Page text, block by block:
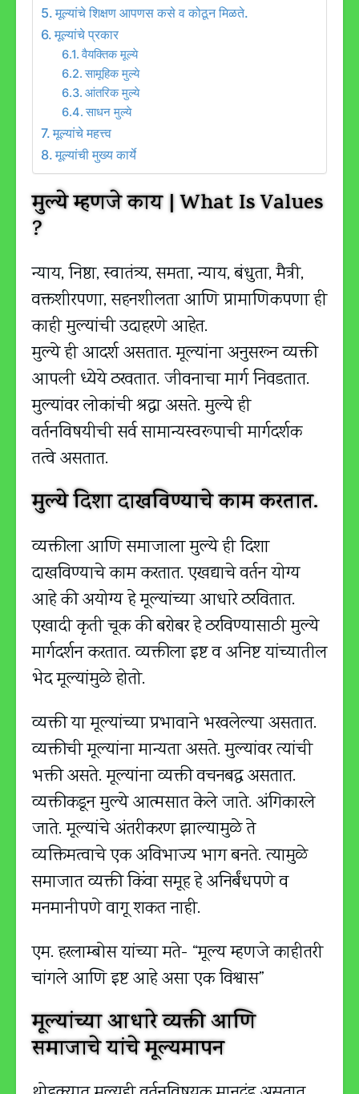
मूल्यांचे शिक्षण आपणस कसे व कोठून मिळते.
मूल्यांचे प्रकार
वैयक्तिक मूल्ये
सामूहिक मुल्ये
आंतरिक मुल्ये
साधन मुल्ये
मूल्यांचे महत्त्व
मूल्यांची मुख्य कार्ये
मुल्ये म्हणजे काय | What Is Values
?
न्याय, निष्ठा, स्वातंत्र्य, समता, न्याय, बंधुता, मैत्री,
वक्तशीरपणा, सहनशीलता आणि प्रामाणिकपणा ही
काही मुल्यांची उदाहरणे आहेत.
मुल्ये ही आदर्श असतात. मूल्यांना अनुसरून व्यक्ती
आपली ध्येये ठरवतात. जीवनाचा मार्ग निवडतात.
मुल्यांवर लोकांची श्रद्धा असते. मुल्ये ही
वर्तनविषयीची सर्व सामान्यस्वरूपाची मार्गदर्शक
तत्वे असतात.
मुल्ये दिशा दाखविण्याचे काम करतात.
व्यक्तीला आणि समाजाला मुल्ये ही दिशा
दाखविण्याचे काम करतात. एखद्याचे वर्तन योग्य
आहे की अयोग्य हे मूल्यांच्या आधारे ठरवितात.
एखादी कृती चूक की बरोबर हे ठरविण्यासाठी मुल्ये
मार्गदर्शन करतात. व्यक्तीला इष्ट व अनिष्ट यांच्यातील
भेद मूल्यांमुळे होतो.
व्यक्ती या मूल्यांच्या प्रभावाने भरवलेल्या असतात.
व्यक्तीची मूल्यांना मान्यता असते. मुल्यांवर त्यांची
भक्ती असते. मूल्यांना व्यक्ती वचनबद्ध असतात.
व्यक्तीकडून मुल्ये आत्मसात केले जाते. अंगिकारले
जाते. मूल्यांचे अंतरीकरण झाल्यामुळे ते
व्यक्तिमत्वाचे एक अविभाज्य भाग बनते. त्यामुळे
समाजात व्यक्ती किंवा समूह हे अनिर्बंधपणे व
मनमानीपणे वागू शकत नाही.
एम. हरलाम्बोस यांच्या मते- “मूल्य म्हणजे काहीतरी
चांगले आणि इष्ट आहे असा एक विश्वास”
मूल्यांच्या आधारे व्यक्ती आणि
समाजाचे यांचे मूल्यमापन